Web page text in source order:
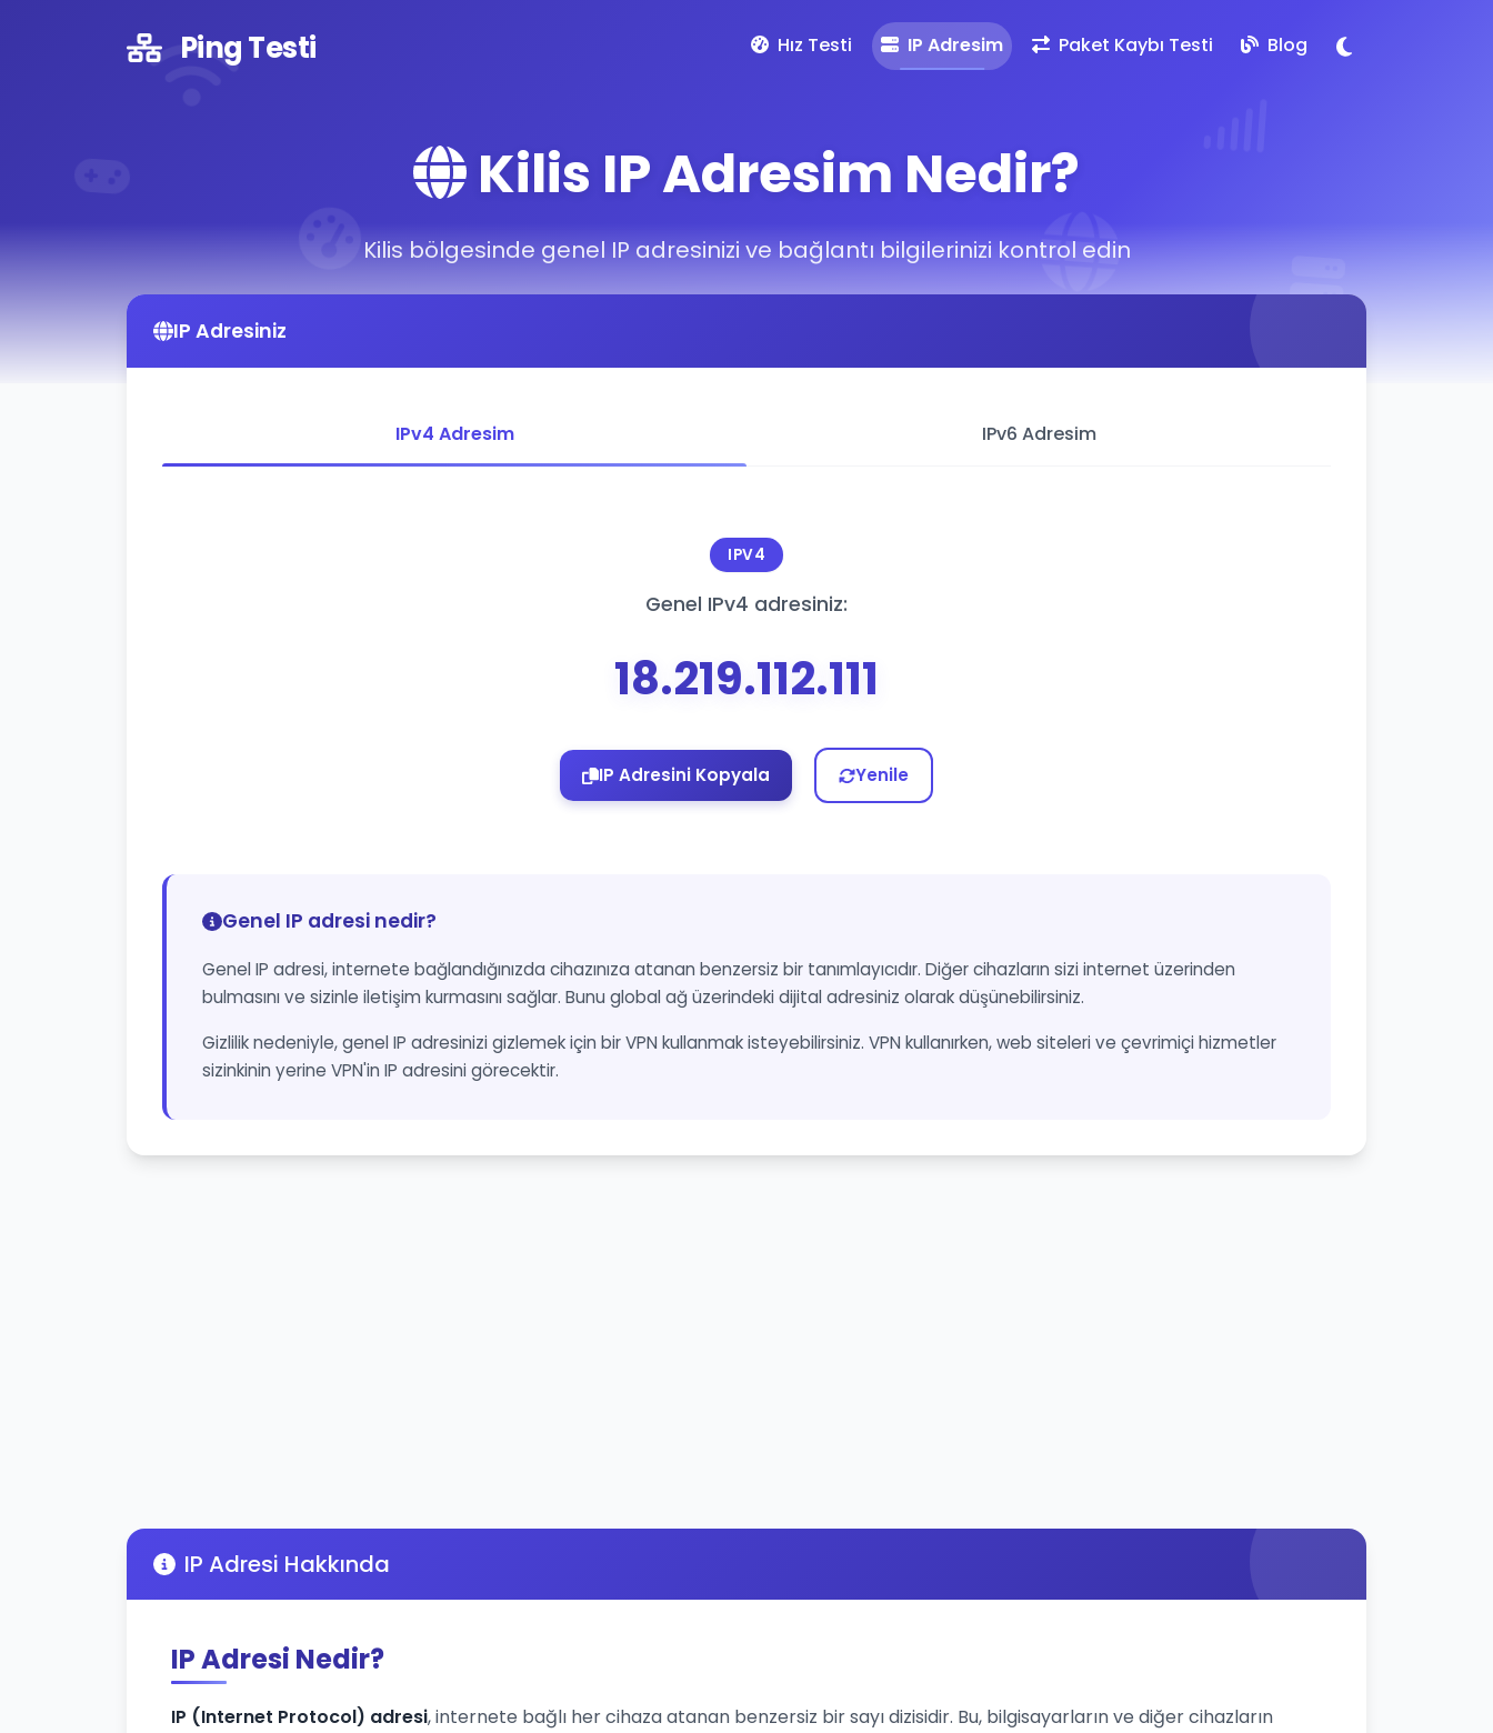
Ping Testi Hız Testi IP Adresim Paket Kaybı Testi Blog
Kilis IP Adresim Nedir?
Kilis bölgesinde genel IP adresinizi ve bağlantı bilgilerinizi kontrol edin
IP Adresiniz
IPv4 Adresim IPv6 Adresim
IPV4
Genel IPv4 adresiniz:
18.219.112.111
IP Adresini Kopyala Yenile
Genel IP adresi nedir?
Genel IP adresi, internete bağlandığınızda cihazınıza atanan benzersiz bir tanımlayıcıdır. Diğer cihazların sizi internet üzerinden
bulmasını ve sizinle iletişim kurmasını sağlar. Bunu global ağ üzerindeki dijital adresiniz olarak düşünebilirsiniz.
Gizlilik nedeniyle, genel IP adresinizi gizlemek için bir VPN kullanmak isteyebilirsiniz. VPN kullanırken, web siteleri ve çevrimiçi hizmetler
sizinkinin yerine VPN'in IP adresini görecektir.
IP Adresi Hakkında
IP Adresi Nedir?
IP (Internet Protocol) adresi, internete bağlı her cihaza atanan benzersiz bir sayı dizisidir. Bu, bilgisayarların ve diğer cihazların